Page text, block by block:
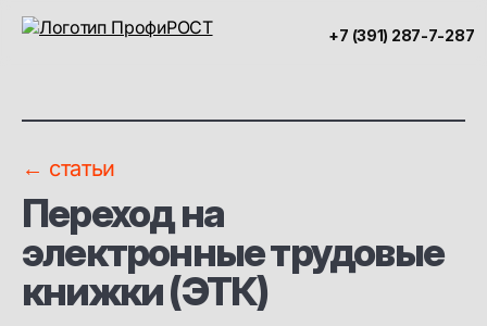
+7 (391) 287-7-287
← статьи
Переход на
электронные трудовые
книжки (ЭТК)